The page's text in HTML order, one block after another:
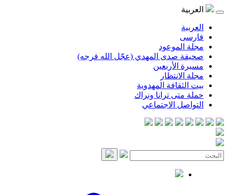
العربية
العربية
فارسی
مجلة الموعود
صحيفة صدى المهدي (عجّل الله فرجه)
مسيرة الأربعين
مجلة الانتظار
بيت الثقافة المهدوية
حملة متى ترانا ونراك
التواصل الاجتماعي